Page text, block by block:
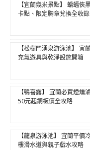
【宜蘭幾米景點】 蝙蝠
卡點、限定胸章兌換全收錄
【松樹門湧泉游泳池】 宜
充氣遊具與乾淨設施開箱
【鴨喜露】 宜蘭必買煙
50元起銅板價全攻略
【龍泉游泳池】 宜蘭平
樓滑水道與親子戲水攻略